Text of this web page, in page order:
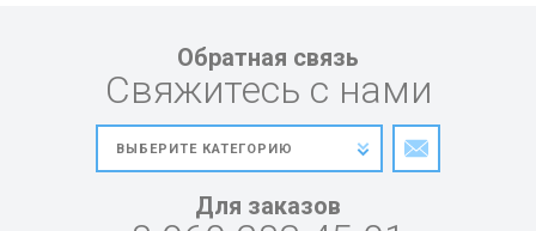
Обратная связь
Свяжитесь с нами
Для заказов